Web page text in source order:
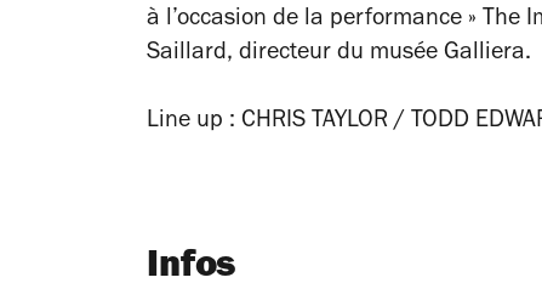
à l’occasion de la performance » The
Saillard, directeur du musée Galliera.
Line up : CHRIS TAYLOR / TODD
Infos